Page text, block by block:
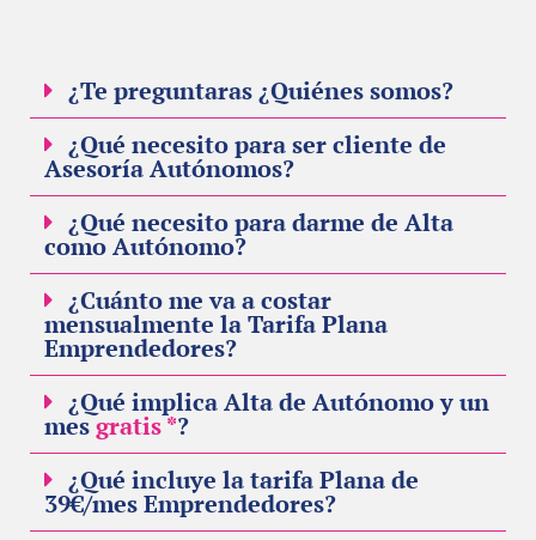
¿Te preguntaras ¿Quiénes somos?
¿Qué necesito para ser cliente de
Asesoría Autónomos?
¿Qué necesito para darme de Alta
como Autónomo?
¿Cuánto me va a costar
mensualmente la Tarifa Plana
Emprendedores?
¿Qué implica Alta de Autónomo y un
mesgratis *?
¿Qué incluye la tarifa Plana de
39€/mes Emprendedores?